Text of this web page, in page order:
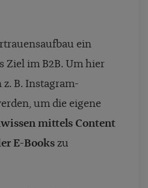
ein
Ziel im B2B. Um hier
z. B. Instagram-
um die eigene
mittels Content
E-Books zu